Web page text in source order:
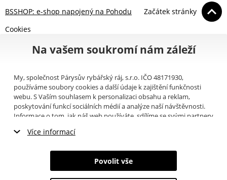
BSSHOP: e-shop napojený na Pohodu
Začátek stránky
Cookies
Na vašem soukromí nám záleží
My, společnost Párysův rybářský ráj, s.r.o. IČO 48171930,
používáme soubory cookies a další údaje k zajištění funkčnosti
webu. S Vaším souhlasem k personalizaci obsahu a reklam,
poskytování funkcí sociálních médií a analýze naší návštěvnosti.
Informace o tom, jak náš web používáte, sdílíme se svými partnery
můžete přečíst, jak tyto informace Google používá. Partneři tyto
poskytli nebo které získali v důsledku toho, že používáte jejich
služby. Tyto údaje zahrnují cookies, data z dalších úložišť, IP
adresu a další informace spojené s prohlížením webu. Svůj souhlas
Více informací
Nezbytné cookies
Marketingové cookies
Povolit vše